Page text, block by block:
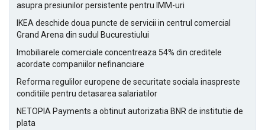
asupra presiunilor persistente pentru IMM-uri
IKEA deschide doua puncte de servicii in centrul comercial
Grand Arena din sudul Bucurestiului
Imobiliarele comerciale concentreaza 54% din creditele
acordate companiilor nefinanciare
Reforma regulilor europene de securitate sociala inaspreste
conditiile pentru detasarea salariatilor
NETOPIA Payments a obtinut autorizatia BNR de institutie de
plata